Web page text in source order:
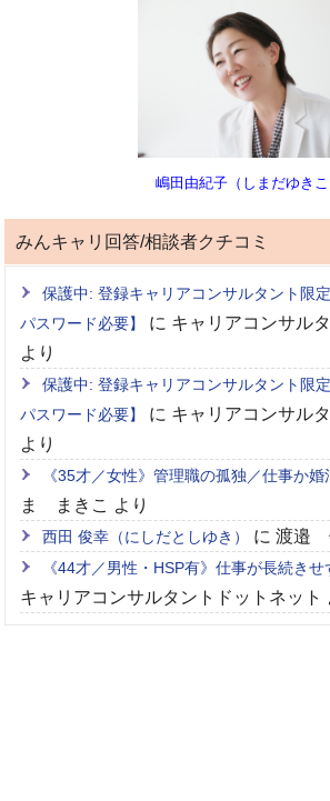
嶋田由紀子（しまだゆきこ
みんキャリ回答/相談者クチコミ
保護中: 登録キャリアコンサルタント限
パスワード必要】
に キャリアコンサル
より
保護中: 登録キャリアコンサルタント限
パスワード必要】
に キャリアコンサル
より
《35才／女性》管理職の孤独／仕事か婚
ま まきこ より
西田 俊幸（にしだとしゆき） に渡邉
《44才／男性・HSP有》仕事が長続き
キャリアコンサルタントドットネット